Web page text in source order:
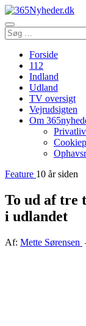
Åbn
menu
Søg
efter:
Forside
112
Indland
Udland
TV oversigt
Vejrudsigten
Om
Feature 10 år siden
To ud af tre
i udlandet
Af: Mette Sørensen